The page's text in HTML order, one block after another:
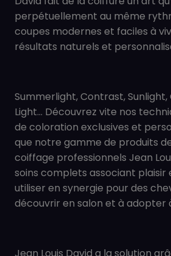
perpétuellement au même
coupes modernes et faciles à
résultats naturels et
Summerlight, Contrast, Sunlight,
Light… Découvrez vite nos
de coloration exclusives et
que notre gamme de produits
coiffage professionnels Jean
soins complets associant
utiliser en synergie pour des
découvrir en salon et à adopter
Jean Louis David a la solution